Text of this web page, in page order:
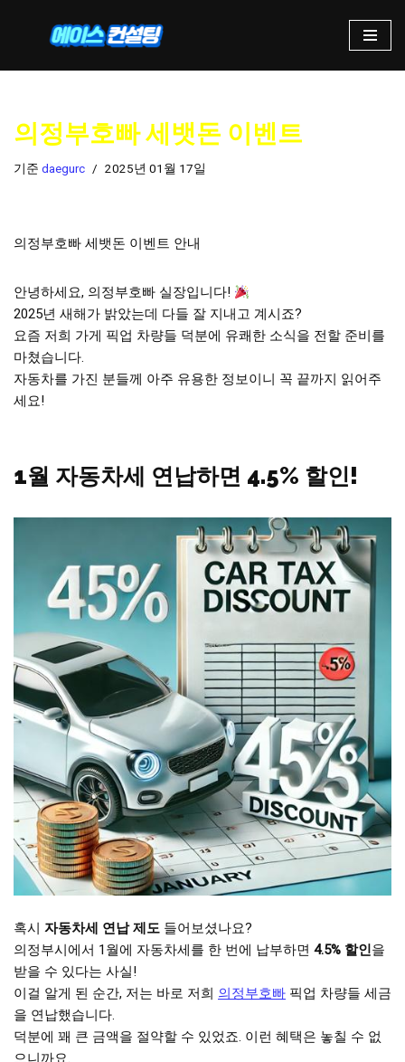
텐
건
뛰
의정부호빠 세뱃돈 이벤트
기준 daegurc 2025년 01월 17일
의정부호빠 세뱃돈 이벤트 안내
안녕하세요, 의정부호빠 실장입니다!
2025년 새해가 밝았는데 다들 잘 지내고 계시죠?
요즘 저희 가게 픽업 차량들 덕분에 유쾌한 소식을 전할 준비를
마쳤습니다.
자동차를 가진 분들께 아주 유용한 정보이니 꼭 끝까지 읽어주
세요!
1월 자동차세 연납하면 4.5% 할인!
혹시 자동차세 연납 제도 들어보셨나요?
의정부시에서 1월에 자동차세를 한 번에 납부하면 4.5% 할인을
받을 수 있다는 사실!
이걸 알게 된 순간, 저는 바로 저희 의정부호빠 픽업 차량들 세금
을 연납했습니다.
덕분에 꽤 큰 금액을 절약할 수 있었죠. 이런 혜택은 놓칠 수 없
으니까요.